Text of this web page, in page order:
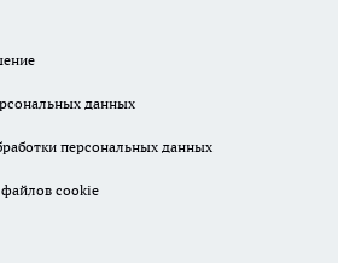
данных
персональных данных
cookie